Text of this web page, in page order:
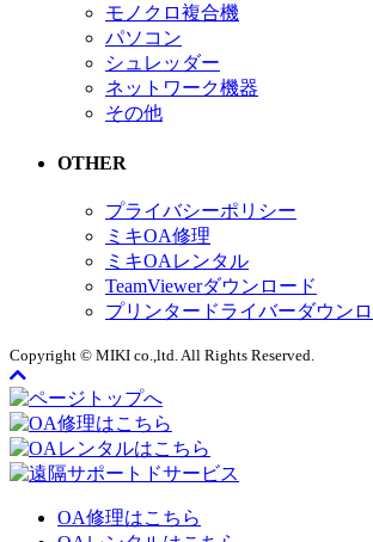
モノクロ複合機
パソコン
シュレッダー
ネットワーク機器
その他
OTHER
プライバシーポリシー
ミキOA修理
ミキOAレンタル
TeamViewerダウンロード
プリンタードライバーダウン
Copyright © MIKI co.,ltd. All Rights Reserved.
OA修理はこちら